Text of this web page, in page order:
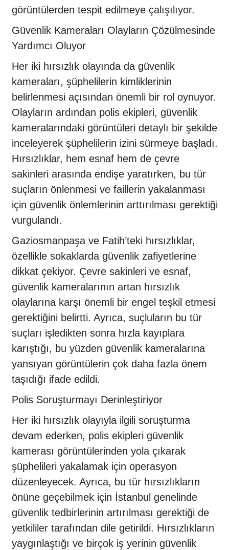
görüntülerden tespit edilmeye çalışılıyor.
Güvenlik Kameraları Olayların Çözülmesinde
Yardımcı Oluyor
Her iki hırsızlık olayında da güvenlik
kameraları, şüphelilerin kimliklerinin
belirlenmesi açısından önemli bir rol oynuyor.
Olayların ardından polis ekipleri, güvenlik
kameralarındaki görüntüleri detaylı bir şekilde
inceleyerek şüphelilerin izini sürmeye başladı.
Hırsızlıklar, hem esnaf hem de çevre
sakinleri arasında endişe yaratırken, bu tür
suçların önlenmesi ve faillerin yakalanması
için güvenlik önlemlerinin arttırılması gerektiği
vurgulandı.
Gaziosmanpaşa ve Fatih’teki hırsızlıklar,
özellikle sokaklarda güvenlik zafiyetlerine
dikkat çekiyor. Çevre sakinleri ve esnaf,
güvenlik kameralarının artan hırsızlık
olaylarına karşı önemli bir engel teşkil etmesi
gerektiğini belirtti. Ayrıca, suçluların bu tür
suçları işledikten sonra hızla kayıplara
karıştığı, bu yüzden güvenlik kameralarına
yansıyan görüntülerin çok daha fazla önem
taşıdığı ifade edildi.
Polis Soruşturmayı Derinleştiriyor
Her iki hırsızlık olayıyla ilgili soruşturma
devam ederken, polis ekipleri güvenlik
kamerası görüntülerinden yola çıkarak
şüphelileri yakalamak için operasyon
düzenleyecek. Ayrıca, bu tür hırsızlıkların
önüne geçebilmek için İstanbul genelinde
güvenlik tedbirlerinin artırılması gerektiği de
yetkililer tarafından dile getirildi. Hırsızlıkların
yaygınlaştığı ve birçok iş yerinin güvenlik